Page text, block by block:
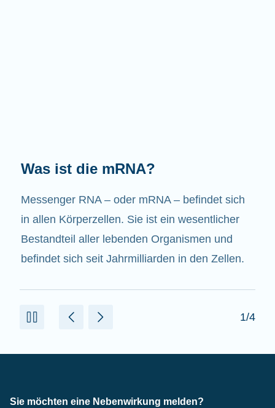
Welche Aufgaben hat die mRNA?
Wie der Name schon sagt, ist die mRNA ein
Bote. Sie interagiert mit anderen Komponenten
in den Zellen, die zur Bildung von Proteinen
beitragen.
2/4
Sie möchten eine Nebenwirkung melden?